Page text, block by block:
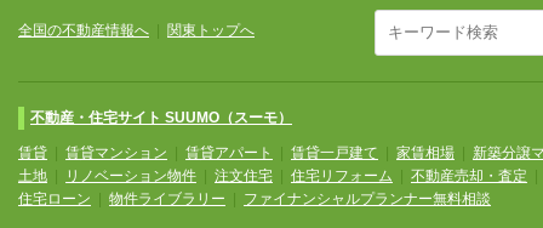
全国の不動産情報へ 関東トップへ
不動産・住宅サイト SUUMO（スーモ）
賃貸 賃貸マンション 賃貸アパート 賃貸一戸建て 家賃相場
新築分譲
土地
リノベーション物件 注文住宅 住宅リフォーム 不動産売却・査定
住宅ローン
物件ライブラリー ファイナンシャルプランナー無料相談